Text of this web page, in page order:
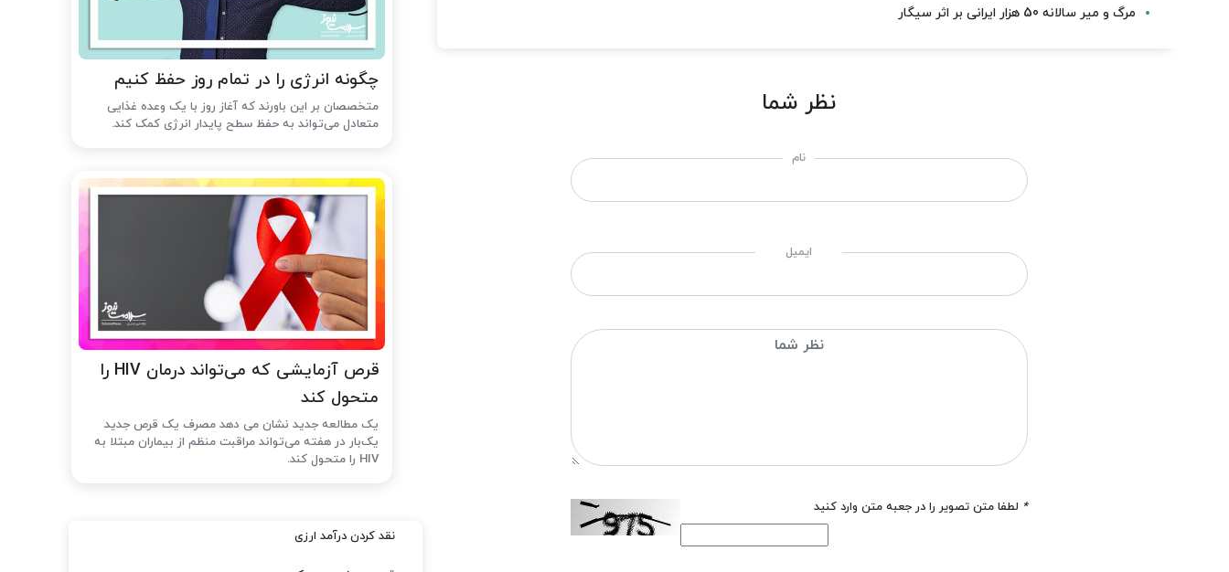
مرگ و میر سالانه 50 هزار ایرانی بر اثر سیگار
نظر شما
نام
ایمیل
* لطفا متن تصویر را در جعبه متن وارد کنید
چگونه انرژی را در تمام روز حفظ کنیم
متخصصان بر این باورند که آغاز روز با یک وعده غذایی
متعادل می‌تواند به حفظ سطح پایدار انرژی کمک کند.
قرص آزمایشی که می‌تواند درمان HIV را
متحول کند
یک مطالعه جدید نشان می دهد مصرف یک قرص جدید
یک‌بار در هفته می‌تواند مراقبت منظم از بیماران مبتلا به
HIV را متحول کند.
نقد کردن درآمد ارزی